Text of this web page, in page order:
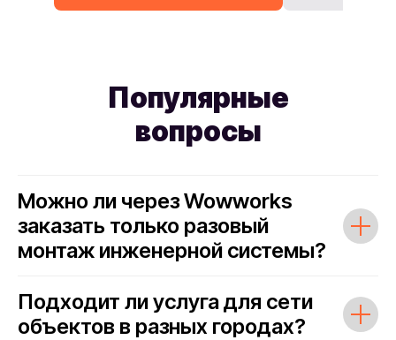
Популярные
вопросы
Можно ли через Wowworks
заказать только разовый
монтаж инженерной системы?
Подходит ли услуга для сети
объектов в разных городах?